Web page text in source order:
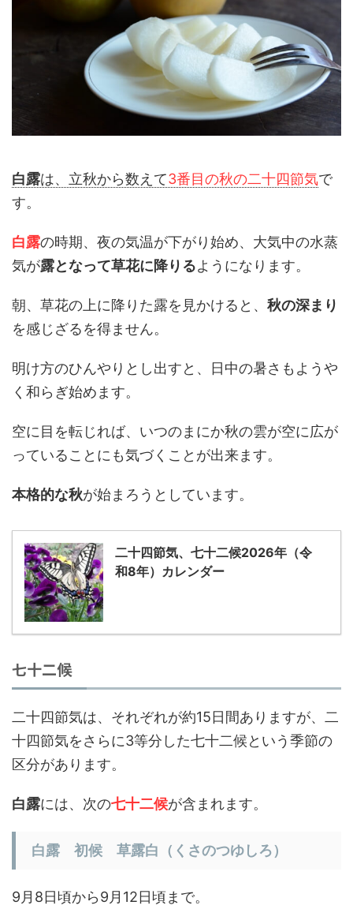
白露は、立秋から数えて3番目の秋の二十四節気で
す。
白露の時期、夜の気温が下がり始め、大気中の水蒸
気が露となって草花に降りるようになります。
朝、草花の上に降りた露を見かけると、 秋の深まり
を感じざるを得ません。
明け方のひんやりとし出すと、日中の暑さもようや
く和らぎ始めます。
空に目を転じれば、いつのまにか秋の雲が空に広が
っていることにも気づくことが出来ます。
本格的な秋が始まろうとしています。
二十四節気、七十二候2026年（令
和8年）カレンダー
七十二候
二十四節気は、それぞれが約15日間ありますが、二
十四節気をさらに3等分した七十二候という季節の
区分があります。
白露には、次の七十二候が含まれます。
白露 初候 草露白（くさのつゆしろ）
9月8日頃から9月12日頃まで。